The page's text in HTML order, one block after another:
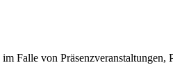
Falle von Präsenzveranstaltungen,